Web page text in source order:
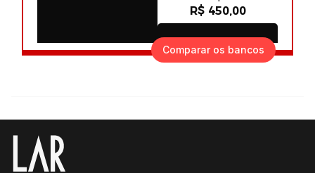
Comparar os bancos